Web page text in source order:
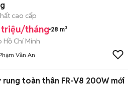
cao cấp
triệu/tháng 28 m²
Hồ Chí Minh
Văn An
rung toàn thân FR-V8 200W mới